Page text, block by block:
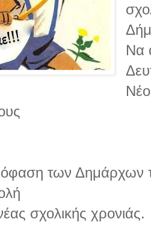
Να
των Δημάρχων
σχολικής χρονιάς.